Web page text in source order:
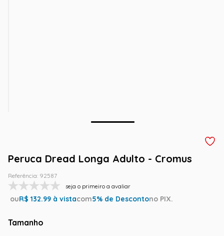
Peruca Dread Longa Adulto - Cromus
Referência: 92587
seja o primeiro a avaliar
ouR$ 132.99 à vistacom5% de Descontono PIX.
Tamanho